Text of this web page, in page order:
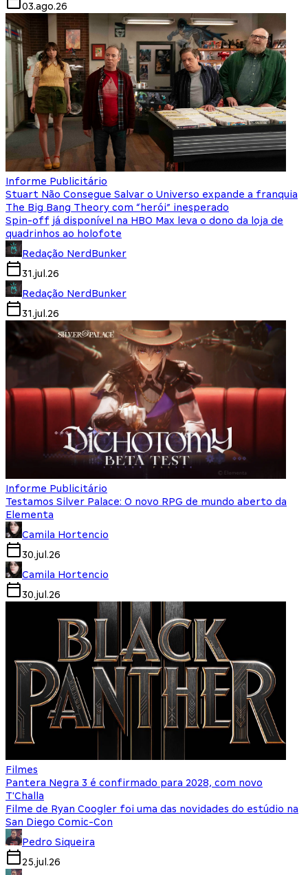
03.ago.26
Informe Publicitário
Stuart Não Consegue Salvar o Universo expande a franquia
The Big Bang Theory com “herói” inesperado
Spin-off já disponível na HBO Max leva o dono da loja de
quadrinhos ao holofote
Redação NerdBunker
31.jul.26
Redação NerdBunker
31.jul.26
Informe Publicitário
Testamos Silver Palace: O novo RPG de mundo aberto da
Elementa
Camila Hortencio
30.jul.26
Camila Hortencio
30.jul.26
Filmes
Pantera Negra 3 é confirmado para 2028, com novo
T'Challa
Filme de Ryan Coogler foi uma das novidades do estúdio na
San Diego Comic-Con
Pedro Siqueira
25.jul.26